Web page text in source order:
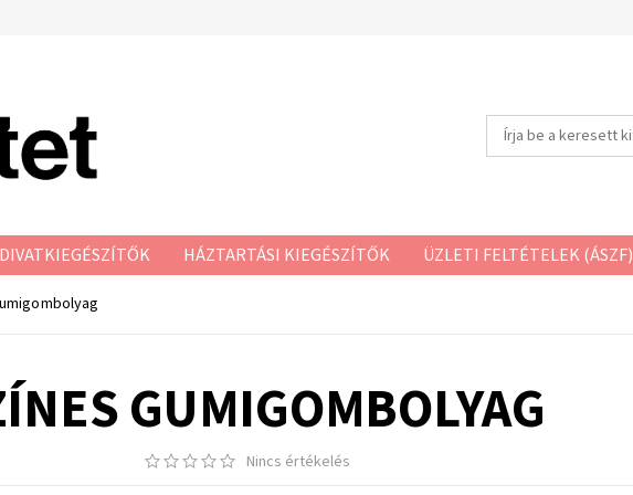
DIVATKIEGÉSZÍTŐK HÁZTARTÁSI KIEGÉSZÍTŐK
ÜZLETI FELTÉTELEK (ÁSZF)
GUMIGOMBOLYAG
Nincs értékelés